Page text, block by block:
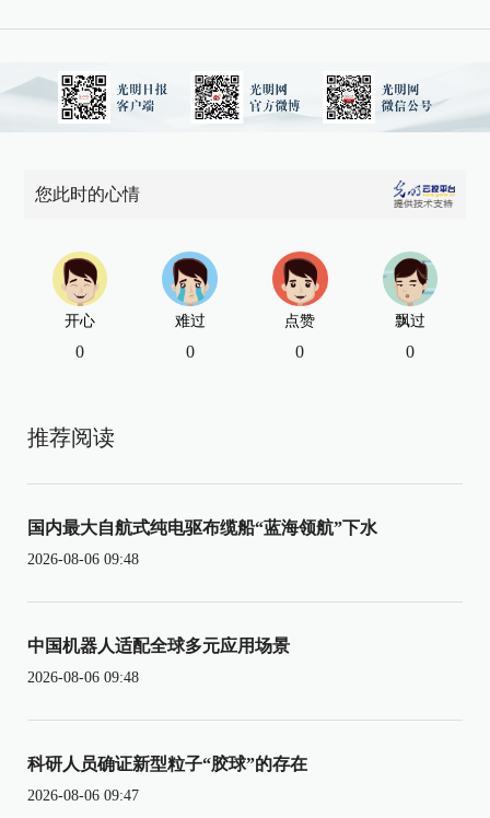
您此时的心情
开心
0
难过
0
点赞
0
飘过
0
推荐阅读
国内最大自航式纯电驱布缆船“蓝海领航”下水
2026-08-06 09:48
中国机器人适配全球多元应用场景
2026-08-06 09:48
科研人员确证新型粒子“胶球”的存在
2026-08-06 09:47